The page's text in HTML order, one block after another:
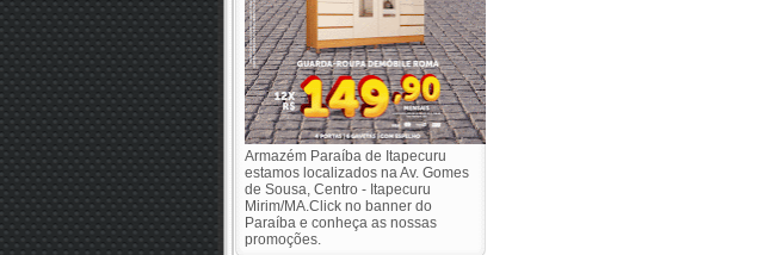
Armazém Paraíba de Itapecuru
estamos localizados na Av. Gomes
de Sousa, Centro - Itapecuru
Mirim/MA.Click no banner do
Paraíba e conheça as nossas
promoções.